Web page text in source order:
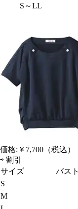
S～LL
価格: ￥7,700 （税込）
⇨ 割引
サイズ
バスト
S
M